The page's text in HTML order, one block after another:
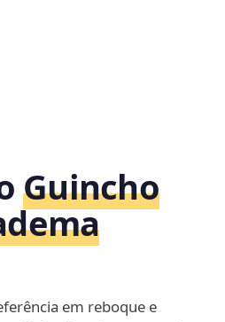
Guincho
em reboque e